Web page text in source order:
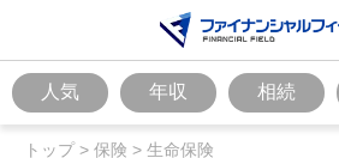
人気 年収 相続
トップ> 保険 > 生命保険